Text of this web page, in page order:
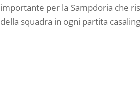
importante per la Sampdoria che
della squadra in ogni partita